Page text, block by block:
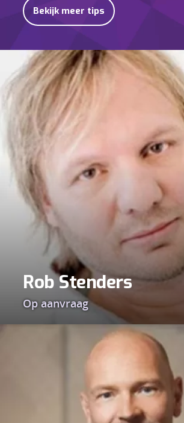
Bekijk meer tips
Rob Stenders
Op aanvraag